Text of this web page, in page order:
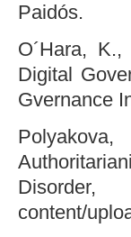
Paidós.
O´Hara,
Digital
Gvernance
content/